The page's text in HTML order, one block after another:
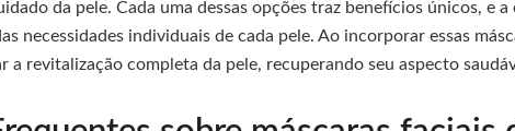
da pele. Cada uma dessas opções traz benefícios únicos, e a
necessidades individuais de cada pele. Ao incorporar essas
a revitalização completa da pele, recuperando seu aspecto